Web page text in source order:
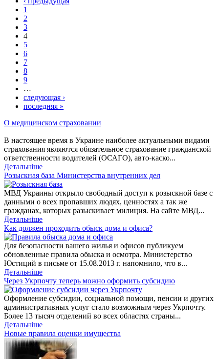
1
2
3
4
5
6
7
8
9
…
следующая ›
последняя »
О медицинском страховании
В настоящее время в Украине наиболее актуальными видами
страхования являются обязательное страхование гражданской
ответственности водителей (ОСАГО), авто-каско...
Детальніше
Розыскная база Министерства внутренних дел
МВД Украины открыло свободный доступ к розыскной базе с
данными о всех пропавших людях, ценностях а так же
гражданах, которых разыскивает милиция. На сайте МВД...
Детальніше
Как должен проходить обыск дома и офиса?
Для безопасности вашего жилья и офисов публикуем
обновленные правила обыска и осмотра. Министерство
Юстиций в письме от 15.08.2013 г. напомнило, что в...
Детальніше
Через Укрпочту теперь можно оформить субсидию
Оформление субсидии, социальной помощи, пенсии и других
административных услуг стало возможным через Укрпочту.
Более 13 тысяч отделений во всех областях страны...
Детальніше
Новые правила оценки имущества